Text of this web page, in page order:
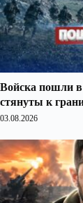
Войска пошли в
стянуты к
03.08.2026